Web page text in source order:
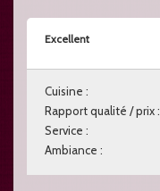
Excellent
Cuisine :
Rapport qualité / prix :
Service :
Ambiance :